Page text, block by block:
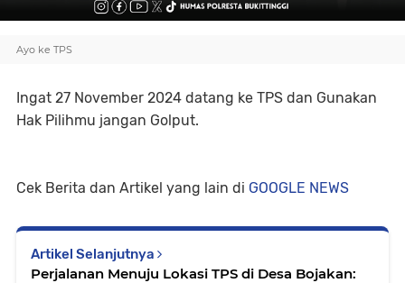
Ayo ke TPS
Ingat 27 November 2024 datang ke TPS dan Gunakan
Hak Pilihmu jangan Golput.
Cek Berita dan Artikel yang lain di GOOGLE NEWS
Artikel Selanjutnya
Perjalanan Menuju Lokasi TPS di Desa Bojakan: